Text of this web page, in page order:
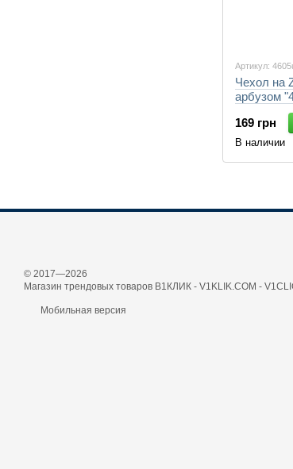
Артикул:
Чехол на
арбузом
169 грн
В наличии
© 2017—2026
Магазин трендовых товаров В1КЛИК - V1KLIK.COM -
Мобильная версия